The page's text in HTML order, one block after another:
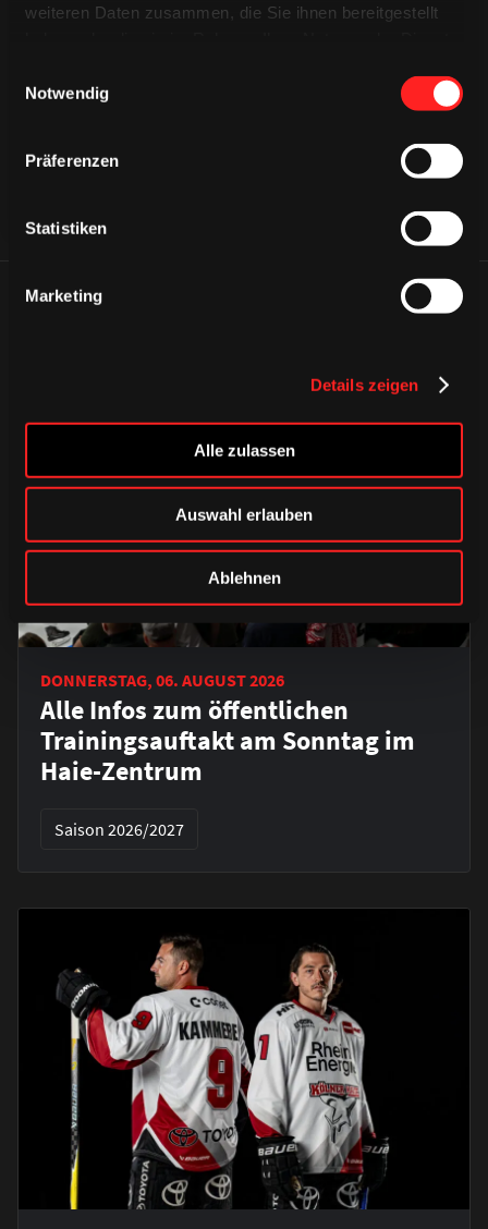
weiteren Daten zusammen, die Sie ihnen bereitgestellt
Notwendig
Präferenzen
Statistiken
Marketing
Details zeigen
Alle zulassen
Auswahl erlauben
Ablehnen
ÄHNLICHE NEWS
DONNERSTAG, 06. AUGUST 2026
Alle Infos zum öffentlichen
Trainingsauftakt am Sonntag im
Haie-Zentrum
Saison 2026/2027